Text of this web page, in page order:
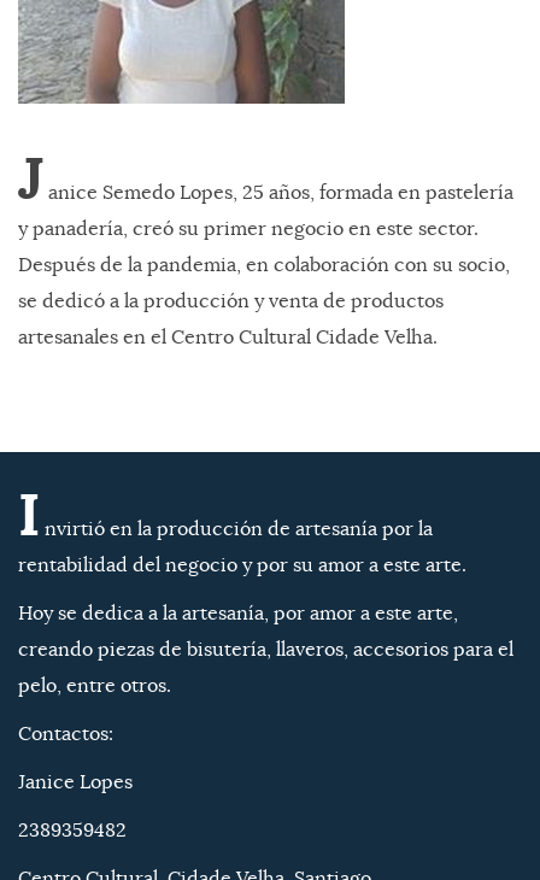
J anice Semedo Lopes, 25 años, formada en pastelería
y panadería, creó su primer negocio en este sector.
Después de la pandemia, en colaboración con su socio,
se dedicó a la producción y venta de productos
artesanales en el Centro Cultural Cidade Velha.
I nvirtió en la producción de artesanía por la
rentabilidad del negocio y por su amor a este arte.
Hoy se dedica a la artesanía, por amor a este arte,
creando piezas de bisutería, llaveros, accesorios para el
pelo, entre otros.
Contactos:
Janice Lopes
2389359482